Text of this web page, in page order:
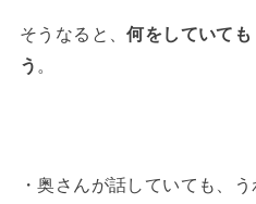
そうなると、何をしていて
う 。
・奥さんが話していても、